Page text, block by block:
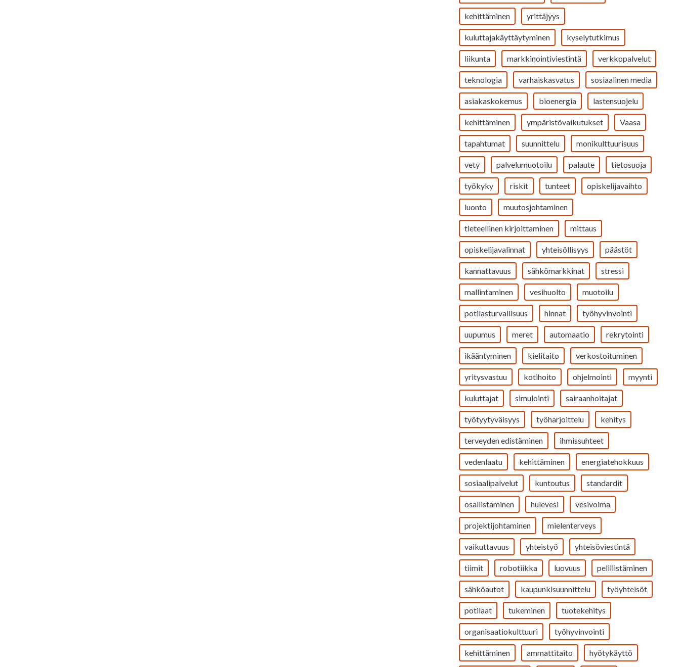
kehittäminen yrittäjyys
kuluttajakäyttäytyminen kyselytutkimus
liikunta markkinointiviestintä verkkopalvelut
teknologia varhaiskasvatus sosiaalinen media
asiakaskokemus bioenergia lastensuojelu
kehittäminen ympäristövaikutukset Vaasa
tapahtumat suunnittelu monikulttuurisuus
vety palvelumuotoilu palaute tietosuoja
työkyky riskit tunteet opiskelijavaihto
luonto muutosjohtaminen
tieteellinen kirjoittaminen mittaus
opiskelijavalinnat yhteisöllisyys päästöt
kannattavuus sähkömarkkinat stressi
mallintaminen vesihuolto muotoilu
potilasturvallisuus hinnat työhyvinvointi
uupumus meret automaatio rekrytointi
ikääntyminen kielitaito verkostoituminen
yritysvastuu kotihoito ohjelmointi myynti
kuluttajat simulointi sairaanhoitajat
työtyytyväisyys työharjoittelu kehitys
terveyden edistäminen ihmissuhteet
vedenlaatu kehittäminen energiatehokkuus
sosiaalipalvelut kuntoutus standardit
osallistaminen hulevesi vesivoima
projektijohtaminen mielenterveys
vaikuttavuus yhteistyö yhteisöviestintä
tiimit robotiikka luovuus pelillistäminen
sähköautot kaupunkisuunnittelu työyhteisöt
potilaat tukeminen tuotekehitys
organisaatiokulttuuri työhyvinvointi
kehittäminen ammattitaito hyötykäyttö